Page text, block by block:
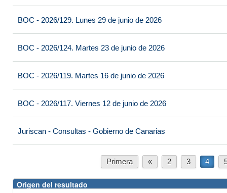
BOC - 2026/129. Lunes 29 de junio de 2026
BOC - 2026/124. Martes 23 de junio de 2026
BOC - 2026/119. Martes 16 de junio de 2026
BOC - 2026/117. Viernes 12 de junio de 2026
Juriscan - Consultas - Gobierno de Canarias
Primera « 2 3 4
Origen del resultado